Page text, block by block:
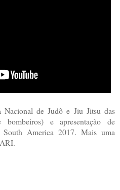
de Judô e Jiu Jitsu das
e apresentação de
America 2017. Mais uma